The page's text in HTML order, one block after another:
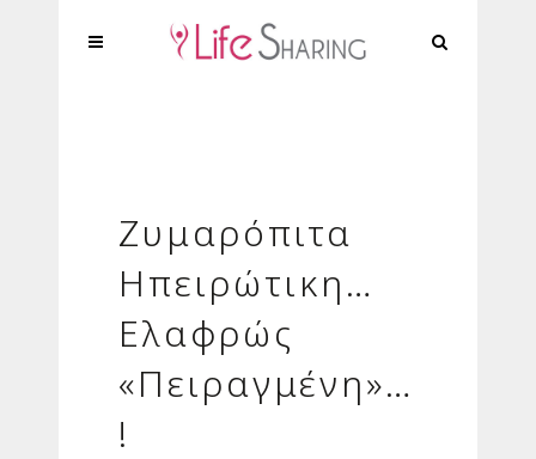
Ζυμαρόπιτα
Ηπειρώτικη…
Ελαφρώς
«Πειραγμένη»…
!